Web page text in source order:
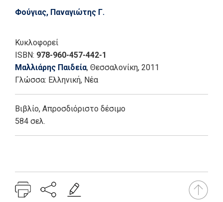
Φούγιας, Παναγιώτης Γ.
Κυκλοφορεί
ISBN: 978-960-457-442-1
Μαλλιάρης Παιδεία, Θεσσαλονίκη, 2011
Γλώσσα: Ελληνική, Νέα
Βιβλίο, Απροσδιόριστο δέσιμο
584 σελ.